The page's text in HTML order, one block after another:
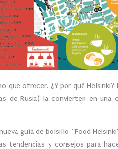
que ofrecer. ¿Y por qué
de Rusia) la convierten en una
guía de bolsillo “Food
tendencias y consejos para